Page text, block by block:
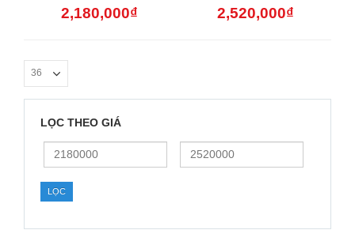
2,180,000₫ 2,520,000₫
LỌC THEO GIÁ
Giá
nhất
Giá
LỌC